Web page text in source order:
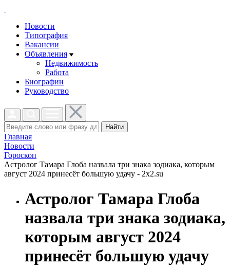
Новости
Типография
Вакансии
Объявления
Недвижимость
Работа
Биографии
Руководство
Найти
Главная
Новости
Гороскоп
Астролог Тамара Глоба назвала три знака зодиака, которым
август 2024 принесёт большую удачу - 2x2.su
Астролог Тамара Глоба
назвала три знака зодиака,
которым август 2024
принесёт большую удачу